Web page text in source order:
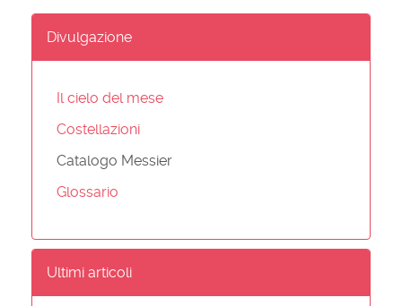
Divulgazione
Il cielo del mese
Costellazioni
Catalogo Messier
Glossario
Ultimi articoli